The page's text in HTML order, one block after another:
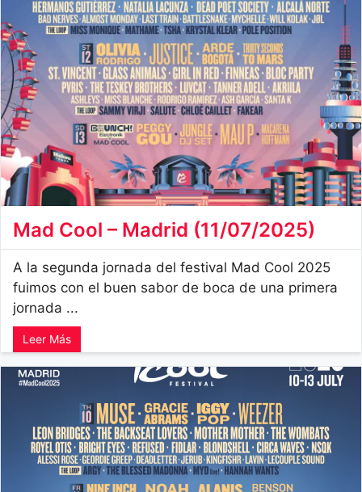
Mad Cool – Madrid (11/07/2025)
A la segunda jornada del festival Mad Cool 2025
fuimos con el buen sabor de boca de una primera
jornada ...
Leer Más